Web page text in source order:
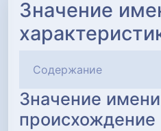
Значение
Содержание
Значение
происхождение